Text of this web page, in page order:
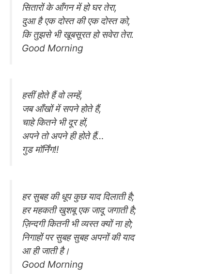
सितारों के आँगन में हो घर तेरा,
दुआ है एक दोस्त की एक दोस्त को,
कि तुझसे भी खूबसूरत हो सवेरा तेरा.
Good Morning
हसीं होते हैं वो लम्हें,
जब आँखों में सपने होते हैं,
चाहे कितने भी दूर हों,
अपने तो अपने ही होते हैं…
गुड मॉर्निंग!!
हर सुबह की धूप कुछ याद दिलाती है;
हर महकती खुशबू एक जादू जगाती है;
ज़िन्दगी कितनी भी व्यस्त क्यों ना हो;
निगाहों पर सुबह सुबह अपनों की याद
आ ही जाती है।
Good Morning